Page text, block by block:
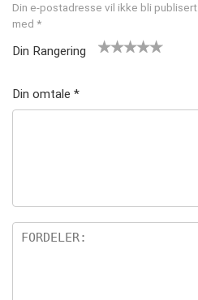
Din e-postadresse vil ikke bli publisert.
med *
Din Rangering
5
stjer
er
Din omtale *